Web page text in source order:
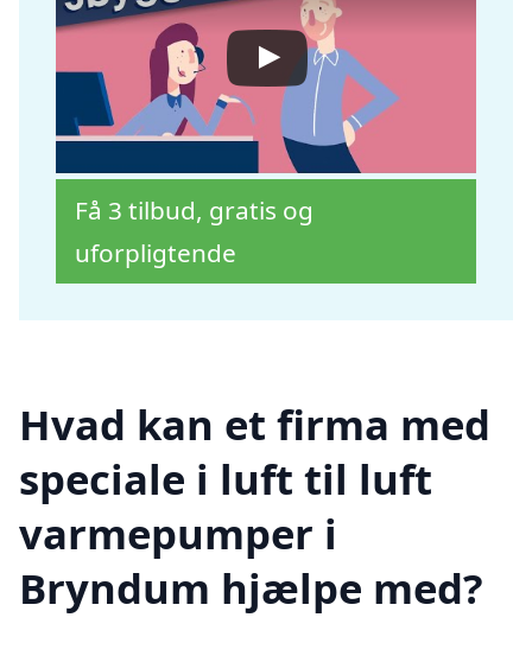
Få 3 tilbud, gratis og
uforpligtende
Hvad kan et firma med
speciale i luft til luft
varmepumper i
Bryndum hjælpe med?